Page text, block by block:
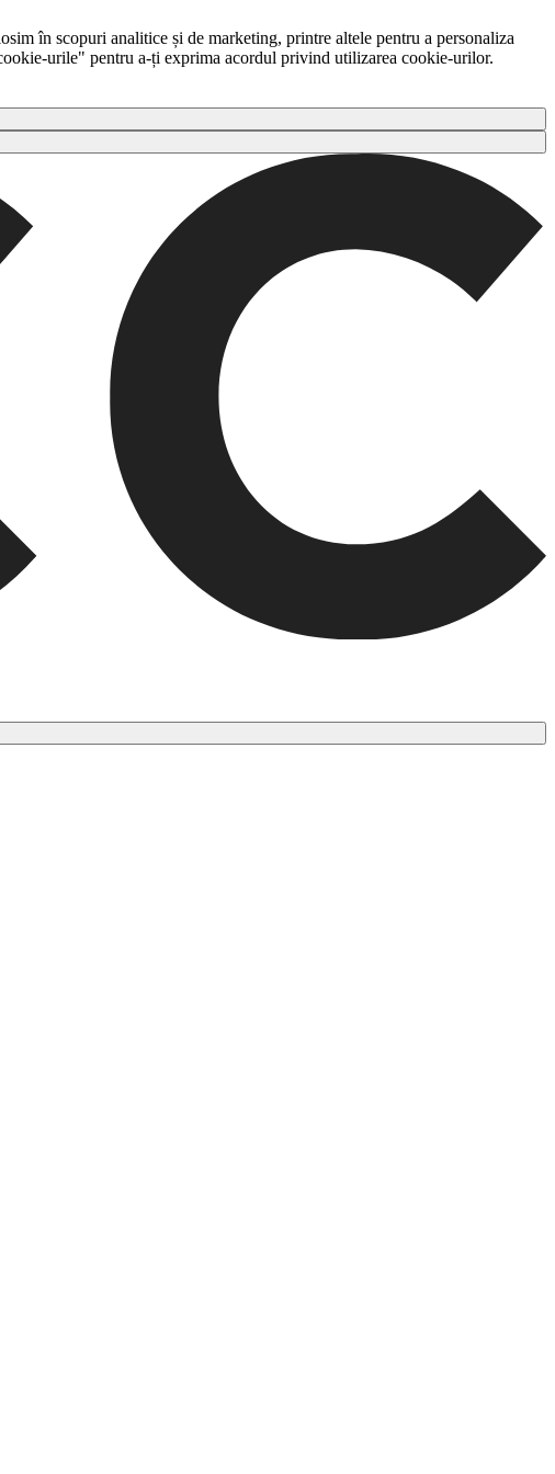
în scopuri analitice și de marketing, printre altele pentru a personaliza
urile" pentru a-ți exprima acordul privind utilizarea cookie-urilor.